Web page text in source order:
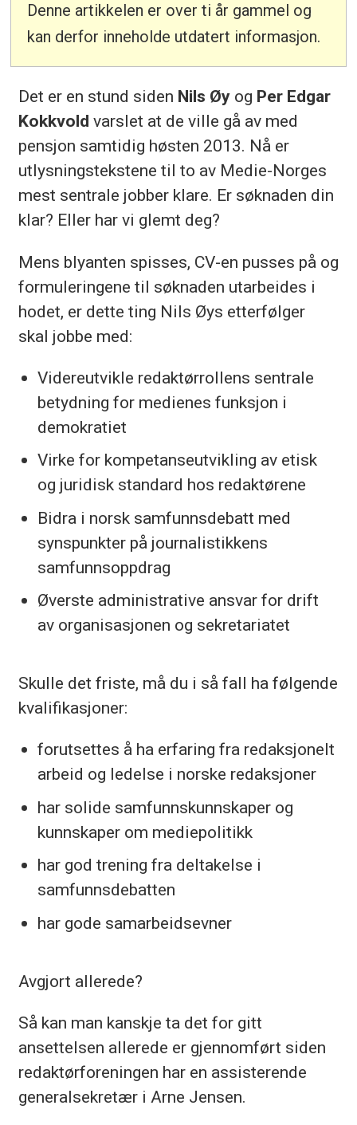
Denne artikkelen er over ti år gammel og
kan derfor inneholde utdatert informasjon.
Det er en stund siden Nils Øy og Per Edgar
Kokkvold varslet at de ville gå av med
pensjon samtidig høsten 2013. Nå er
utlysningstekstene til to av Medie-Norges
mest sentrale jobber klare. Er søknaden din
klar? Eller har vi glemt deg?
Mens blyanten spisses, CV-en pusses på og
formuleringene til søknaden utarbeides i
hodet, er dette ting Nils Øys etterfølger
skal jobbe med:
Videreutvikle redaktørrollens sentrale
betydning for medienes funksjon i
demokratiet
Virke for kompetanseutvikling av etisk
og juridisk standard hos redaktørene
Bidra i norsk samfunnsdebatt med
synspunkter på journalistikkens
samfunnsoppdrag
Øverste administrative ansvar for drift
av organisasjonen og sekretariatet
Skulle det friste, må du i så fall ha følgende
kvalifikasjoner:
forutsettes å ha erfaring fra redaksjonelt
arbeid og ledelse i norske redaksjoner
har solide samfunnskunnskaper og
kunnskaper om mediepolitikk
har god trening fra deltakelse i
samfunnsdebatten
har gode samarbeidsevner
Avgjort allerede?
Så kan man kanskje ta det for gitt
ansettelsen allerede er gjennomført siden
redaktørforeningen har en assisterende
generalsekretær i Arne Jensen.